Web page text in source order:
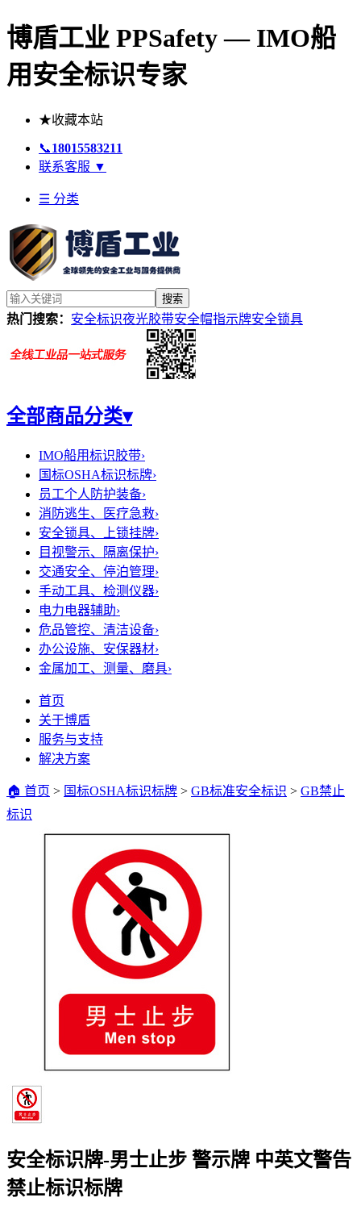
博盾工业 PPSafety — IMO船
用安全标识专家
★收藏本站
📞18015583211
联系客服 ▼
☰ 分类
搜索
热门搜索： 安全标识夜光胶带安全帽指示牌安全锁具
全部商品分类▾
IMO船用标识胶带›
国标OSHA标识标牌›
员工个人防护装备›
消防逃生、医疗急救›
安全锁具、上锁挂牌›
目视警示、隔离保护›
交通安全、停泊管理›
手动工具、检测仪器›
电力电器辅助›
危品管控、清洁设备›
办公设施、安保器材›
金属加工、测量、磨具›
首页
关于博盾
服务与支持
解决方案
🏠 首页 > 国标OSHA标识标牌 > GB标准安全标识 > GB禁止
标识
安全标识牌-男士止步 警示牌 中英文警告
禁止标识标牌